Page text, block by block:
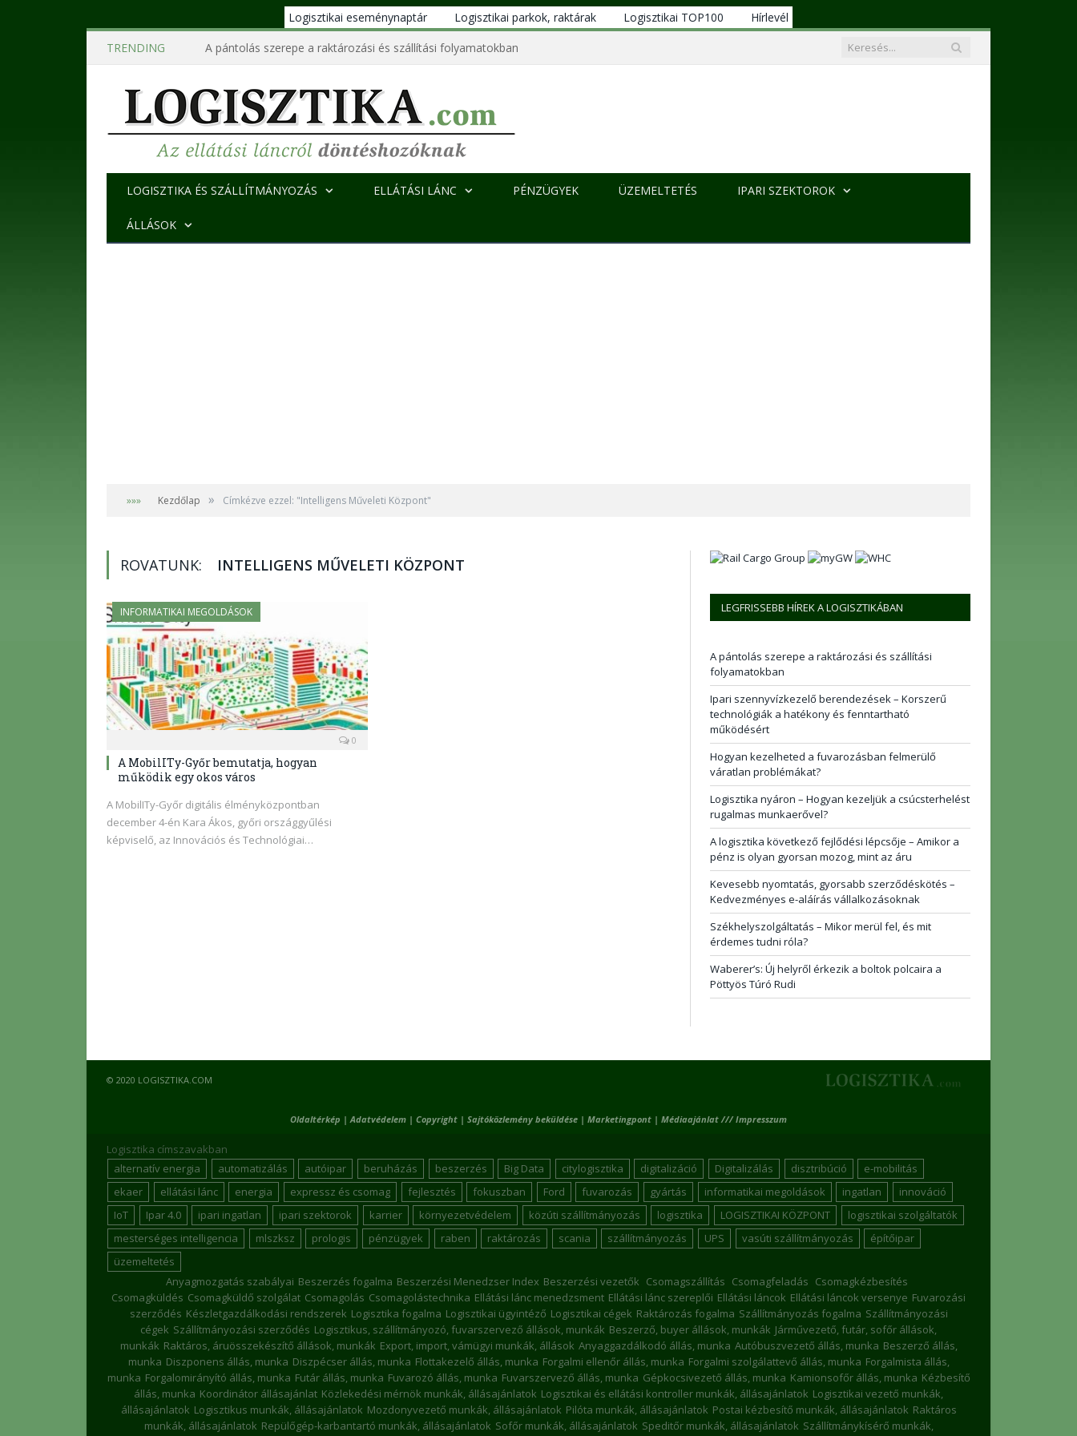
Logisztikai eseménynaptár Logisztikai parkok, raktárak Logisztikai TOP100
Hírlevél
TRENDING
A pántolás szerepe a raktározási és szállítási folyamatokban
LOGISZTIKA ÉS SZÁLLÍTMÁNYOZÁS ELLÁTÁSI LÁNC PÉNZÜGYEK ÜZEMELTETÉS IPARI SZEKTOROK
ÁLLÁSOK
»»» Kezdőlap » Címkézve ezzel: "Intelligens Műveleti Központ"
ROVATUNK: INTELLIGENS MŰVELETI KÖZPONT
INFORMATIKAI MEGOLDÁSOK
0
A MobilITy-Győr bemutatja, hogyan
működik egy okos város
A MobilITy-Győr digitális élményközpontban
december 4-én Kara Ákos, győri országgyűlési
képviselő, az Innovációs és Technológiai…
LEGFRISSEBB HÍREK A LOGISZTIKÁBAN
A pántolás szerepe a raktározási és szállítási
folyamatokban
Ipari szennyvízkezelő berendezések – Korszerű
technológiák a hatékony és fenntartható
működésért
Hogyan kezelheted a fuvarozásban felmerülő
váratlan problémákat?
Logisztika nyáron – Hogyan kezeljük a csúcsterhelést
rugalmas munkaerővel?
A logisztika következő fejlődési lépcsője – Amikor a
pénz is olyan gyorsan mozog, mint az áru
Kevesebb nyomtatás, gyorsabb szerződéskötés –
Kedvezményes e-aláírás vállalkozásoknak
Székhelyszolgáltatás – Mikor merül fel, és mit
érdemes tudni róla?
Waberer’s: Új helyről érkezik a boltok polcaira a
Pöttyös Túró Rudi
© 2020 LOGISZTIKA.COM
Oldaltérkép |Adatvédelem | Copyright | Sajtóközlemény beküldése | Marketingpont | Médiaajánlat /// Impresszum
Logisztika címszavakban
alternatív energia
automatizálás autóipar beruházás beszerzés Big Data citylogisztika digitalizáció Digitalizálás disztribúció
e-mobilitás
ekaer
ellátási lánc energia expressz és csomag fejlesztés fokuszban Ford fuvarozás gyártás informatikai megoldások ingatlan
innováció
IoT
Ipar 4.0 ipari ingatlan ipari szektorok karrier környezetvédelem közúti szállítmányozás logisztika LOGISZTIKAI KÖZPONT
logisztikai szolgáltatók
mesterséges intelligencia
mlszksz prologis pénzügyek raben raktározás scania szállítmányozás UPS vasúti szállítmányozás
építőipar
üzemeltetés
Anyagmozgatás szabályai Beszerzés fogalma Beszerzési Menedzser Index Beszerzési vezetők Csomagszállítás Csomagfeladás Csomagkézbesítés
Csomagküldés Csomagküldő szolgálat Csomagolás Csomagolástechnika Ellátási lánc menedzsment Ellátási lánc szereplői Ellátási láncok Ellátási láncok versenye Fuvarozási
szerződés Készletgazdálkodási rendszerek Logisztika fogalma Logisztikai ügyintéző Logisztikai cégek Raktározás fogalma Szállítmányozás fogalma Szállítmányozási
cégek Szállítmányozási szerződés Logisztikus, szállítmányozó, fuvarszervező állások, munkák Beszerző, buyer állások, munkák Járművezető, futár, sofőr állások,
munkák Raktáros, áruösszekészítő állások, munkák Export, import, vámügyi munkák, állások Anyaggazdálkodó állás, munka Autóbuszvezető állás, munka Beszerző állás,
munka Diszponens állás, munka Diszpécser állás, munka Flottakezelő állás, munka Forgalmi ellenőr állás, munka Forgalmi szolgálattevő állás, munka Forgalmista állás,
munka Forgalomirányító állás, munka Futár állás, munka Fuvarozó állás, munka Fuvarszervező állás, munka Gépkocsivezető állás, munka Kamionsofőr állás, munka Kézbesítő
állás, munka Koordinátor állásajánlat Közlekedési mérnök munkák, állásajánlatok Logisztikai és ellátási kontroller munkák, állásajánlatok Logisztikai vezető munkák,
állásajánlatok Logisztikus munkák, állásajánlatok Mozdonyvezető munkák, állásajánlatok Pilóta munkák, állásajánlatok Postai kézbesítő munkák, állásajánlatok Raktáros
munkák, állásajánlatok Repülőgép-karbantartó munkák, állásajánlatok Sofőr munkák, állásajánlatok Speditőr munkák, állásajánlatok Szállítmánykísérő munkák,